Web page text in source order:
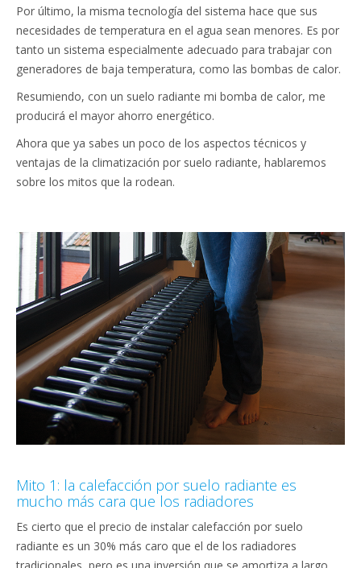
Por último, la misma tecnología del sistema hace que sus
necesidades de temperatura en el agua sean menores. Es por
tanto un sistema especialmente adecuado para trabajar con
generadores de baja temperatura, como las bombas de calor.
Resumiendo, con un suelo radiante mi bomba de calor, me
producirá el mayor ahorro energético.
Ahora que ya sabes un poco de los aspectos técnicos y
ventajas de la climatización por suelo radiante, hablaremos
sobre los mitos que la rodean.
Mito 1: la calefacción por suelo radiante es
mucho más cara que los radiadores
Es cierto que el precio de instalar calefacción por suelo
radiante es un 30% más caro que el de los radiadores